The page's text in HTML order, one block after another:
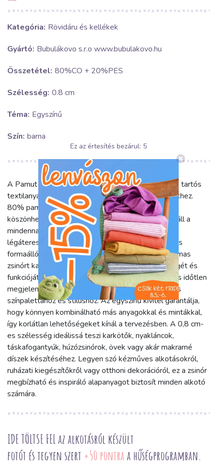
Kategória: Rövidáru és kellékek
Gyártó: Bubulákovo s.r.o www.bubulakovo.hu
Összetétel: 80%CO + 20%PES
Szélesség: 0.8 cm
Téma: Egyszínű
Szín: barna
A Pamut zsinór 8 mm dark mocha egy sokoldalú és tartós
textilanyag, mely ideális választás kreatív projektekhez.
80% pamut és 20% poliészter összetételének
köszönhetően puha tapintású, mégis kiválóan ellenáll a
mindennapi használatnak. A pamut természetes
légáteresztő képességét a poliészter tartóssága és
formaállósága egészíti ki, így egy erős, mégis rugalmas
zsinórt kapunk, mely hosszú távon megőrzi szépségét és
funkcióját. A mély, dark mocha barna szín elegáns és időtlen
megjelenést biztosít, könnyedén illeszkedik számos
színpalettához és stílushoz. Az egyszínű kivitel garantálja,
hogy könnyen kombinálható más anyagokkal és mintákkal,
így korlátlan lehetőségeket kínál a tervezésben. A 0,8 cm-
es szélesség ideálissá teszi karkötők, nyakláncok,
táskafogantyúk, húzózsinórok, övek vagy akár makramé
díszek készítéséhez. Legyen szó kézműves alkotásokról,
ruházati kiegészítőkről vagy otthoni dekorációról, ez a zsinór
megbízható és inspiráló alapanyagot biztosít minden alkotó
számára.
IDE TÖLTSE FEL az alkotásról készült
fotót és tegyen szert +50 pontraa hűségprogramban.
Ez az értesítés bezárul: 5